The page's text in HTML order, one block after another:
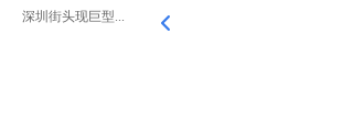
深圳街头现巨型...